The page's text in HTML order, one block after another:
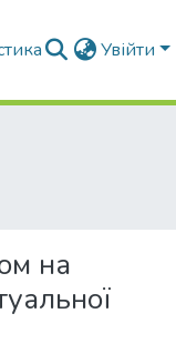
Увійти
на